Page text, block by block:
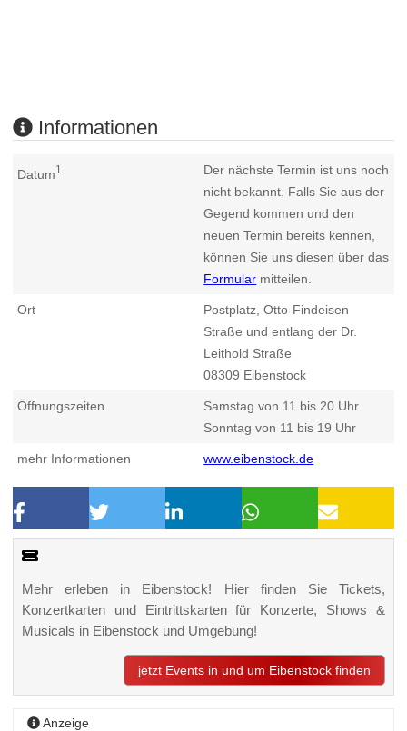
Informationen
Datum1
Der nächste Termin ist uns noch
nicht bekannt. Falls Sie aus der
Gegend kommen und den
neuen Termin bereits kennen,
können Sie uns diesen über das
Formular mitteilen.
Ort
Postplatz, Otto-Findeisen
Straße und entlang der Dr.
Leithold Straße
08309 Eibenstock
Öffnungszeiten
Samstag von 11 bis 20 Uhr
Sonntag von 11 bis 19 Uhr
mehr Informationen www.eibenstock.de
Mehr erleben in Eibenstock! Hier finden Sie Tickets,
Konzertkarten und Eintrittskarten für Konzerte, Shows &
Musicals in Eibenstock und Umgebung!
jetzt Events in und um Eibenstock finden
Anzeige